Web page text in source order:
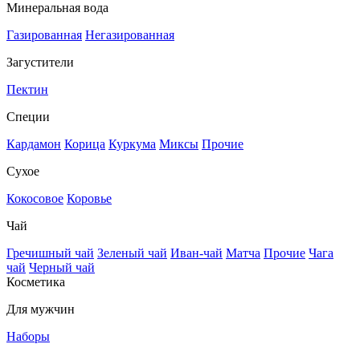
Минеральная вода
Газированная Негазированная
Загустители
Пектин
Специи
Кардамон Корица Куркума Миксы Прочие
Сухое
Кокосовое Коровье
Чай
Гречишный чай Зеленый чай Иван-чай Матча Прочие Чага
чай Черный чай
Косметика
Для мужчин
Наборы